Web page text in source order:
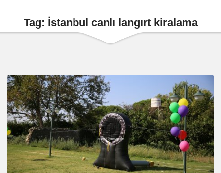
Tag: İstanbul canlı langırt kiralama